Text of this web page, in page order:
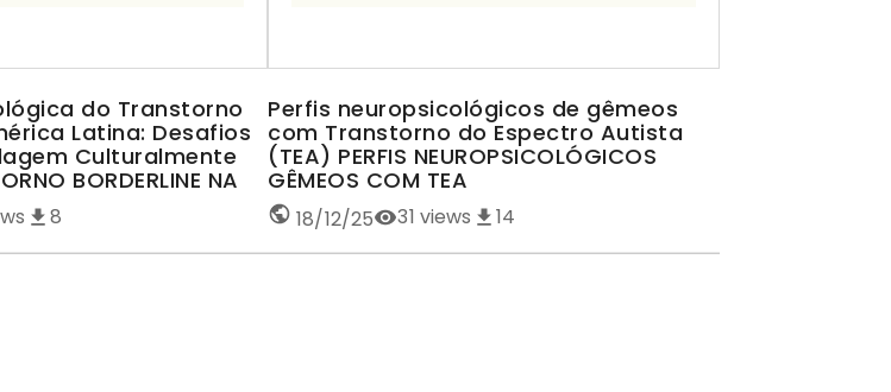
do Transtorno
Latina: Desafios
Culturalmente
BORDERLINE NA
8
Perfis neuropsicológicos de gêmeos
com Transtorno do Espectro Autista
(TEA) PERFIS NEUROPSICOLÓGICOS
GÊMEOS COM TEA
18/12/25 31 views 14